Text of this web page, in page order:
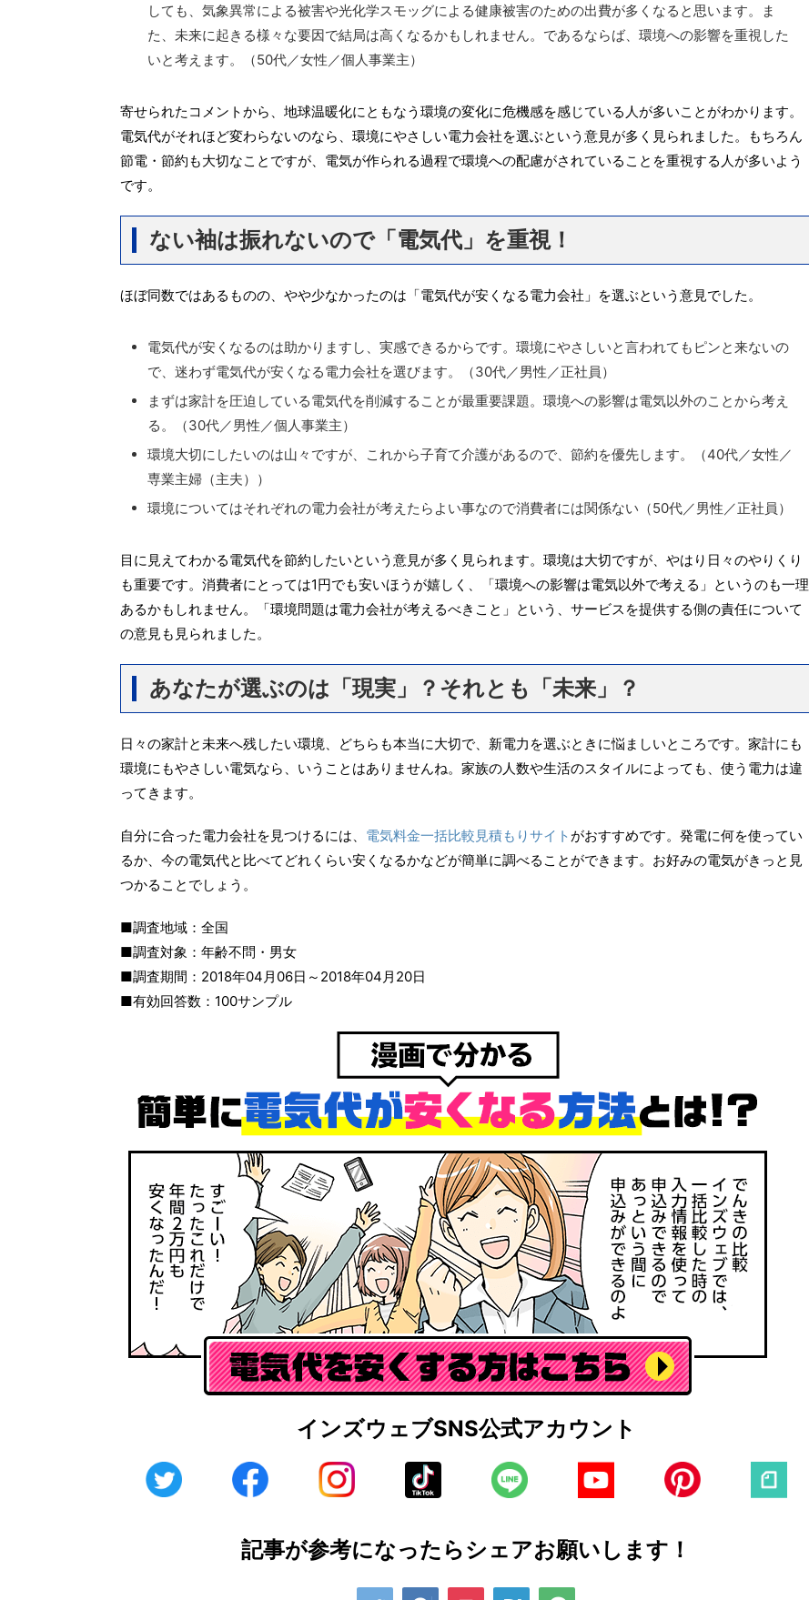
しても、気象異常による被害や光化学スモッグによる健康被害のための出費が多くなると思います。ま
た、未来に起きる様々な要因で結局は高くなるかもしれません。であるならば、環境への影響を重視した
いと考えます。（50代／女性／個人事業主）
寄せられたコメントから、地球温暖化にともなう環境の変化に危機感を感じている人が多いことがわかります。
電気代がそれほど変わらないのなら、環境にやさしい電力会社を選ぶという意見が多く見られました。もちろん
節電・節約も大切なことですが、電気が作られる過程で環境への配慮がされていることを重視する人が多いよう
です。
ない袖は振れないので「電気代」を重視！
ほぼ同数ではあるものの、やや少なかったのは「電気代が安くなる電力会社」を選ぶという意見でした。
電気代が安くなるのは助かりますし、実感できるからです。環境にやさしいと言われてもピンと来ないの
で、迷わず電気代が安くなる電力会社を選びます。（30代／男性／正社員）
まずは家計を圧迫している電気代を削減することが最重要課題。環境への影響は電気以外のことから考え
る。（30代／男性／個人事業主）
環境大切にしたいのは山々ですが、これから子育て介護があるので、節約を優先します。（40代／女性／
専業主婦（主夫））
環境についてはそれぞれの電力会社が考えたらよい事なので消費者には関係ない（50代／男性／正社員）
目に見えてわかる電気代を節約したいという意見が多く見られます。環境は大切ですが、やはり日々のやりくり
も重要です。消費者にとっては1円でも安いほうが嬉しく、「環境への影響は電気以外で考える」というのも一理
あるかもしれません。「環境問題は電力会社が考えるべきこと」という、サービスを提供する側の責任について
の意見も見られました。
あなたが選ぶのは「現実」？それとも「未来」？
日々の家計と未来へ残したい環境、どちらも本当に大切で、新電力を選ぶときに悩ましいところです。家計にも
環境にもやさしい電気なら、いうことはありませんね。家族の人数や生活のスタイルによっても、使う電力は違
ってきます。
自分に合った電力会社を見つけるには、 電気料金一括比較見積もりサイト がおすすめです。発電に何を使ってい
るか、今の電気代と比べてどれくらい安くなるかなどが簡単に調べることができます。お好みの電気がきっと見
つかることでしょう。
■調査地域：全国
■調査対象：年齢不問・男女
■調査期間：2018年04月06日～2018年04月20日
■有効回答数：100サンプル
インズウェブSNS公式アカウント
記事が参考になったらシェアお願いします！